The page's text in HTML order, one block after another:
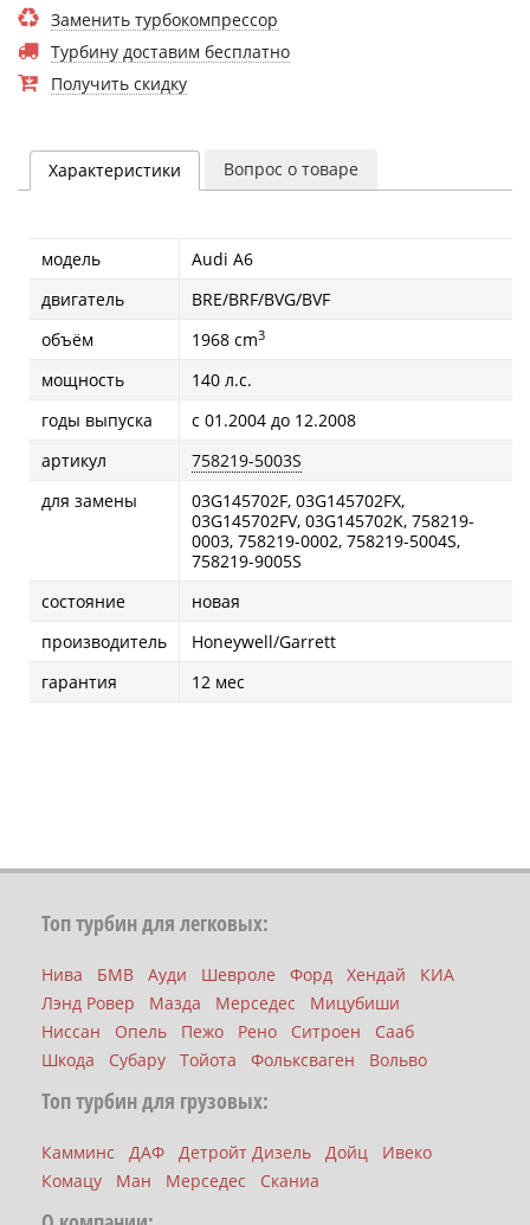
Заменить турбокомпрессор
Турбину доставим бесплатно
Получить скидку
Характеристики Вопрос о товаре
модель
Audi A6
двигатель
BRE/BRF/BVG/BVF
объём
1968 cm3
мощность
140 л.с.
годы выпуска
с 01.2004 до 12.2008
артикул
758219-5003S
для замены
03G145702F, 03G145702FX,
03G145702FV, 03G145702K, 758219-
0003, 758219-0002, 758219-5004S,
758219-9005S
состояние
новая
производитель
Honeywell/Garrett
гарантия
12 мес
Топ турбин для легковых:
Нива БМВ Ауди Шевроле Форд Хендай
КИА
Лэнд Ровер
Мазда Мерседес
Мицубиши
Ниссан
Опель Пежо Рено Ситроен
Сааб
Шкода
Субару Тойота Фольксваген Вольво
Топ турбин для грузовых:
Камминс ДАФ Детройт Дизель Дойц
Ивеко
Комацу
Ман Мерседес Сканиа